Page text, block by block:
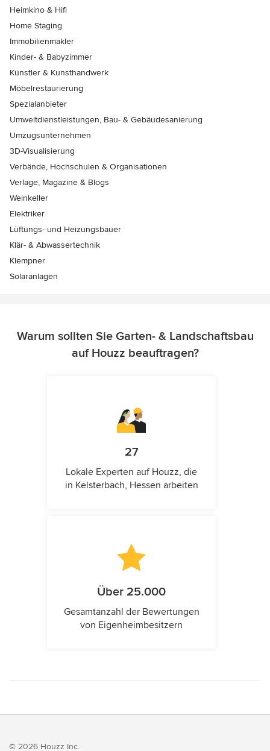
Heimkino & Hifi
Home Staging
Immobilienmakler
Kinder- & Babyzimmer
Künstler & Kunsthandwerk
Möbelrestaurierung
Spezialanbieter
Umweltdienstleistungen, Bau- & Gebäudesanierung
Umzugsunternehmen
3D-Visualisierung
Verbände, Hochschulen & Organisationen
Verlage, Magazine & Blogs
Weinkeller
Elektriker
Lüftungs- und Heizungsbauer
Klär- & Abwassertechnik
Klempner
Solaranlagen
Warum sollten Sie Garten- & Landschaftsbau
auf Houzz beauftragen?
27
Lokale Experten auf Houzz, die
in Kelsterbach, Hessen arbeiten
Über 25.000
Gesamtanzahl der Bewertungen
von Eigenheimbesitzern
© 2026 Houzz Inc.